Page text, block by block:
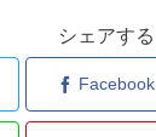
シェアする
Facebook